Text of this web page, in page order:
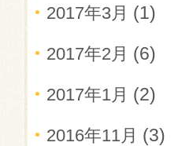
2017年3月 (1)
2017年2月 (6)
2017年1月 (2)
2016年11月 (3)